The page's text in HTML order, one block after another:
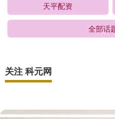
天平配资
全部话
关注 科元网